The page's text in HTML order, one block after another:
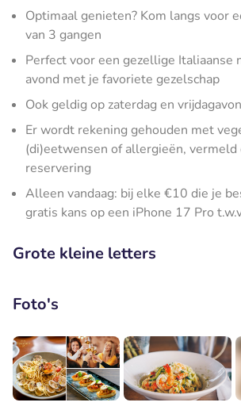
Optimaal genieten? Kom langs voor
van 3 gangen
Perfect voor een gezellige Italiaanse
avond met je favoriete gezelschap
Ook geldig op zaterdag en
Er wordt rekening gehouden met
(di)eetwensen of allergieën, vermeld
reservering
Alleen vandaag: bij elke €10 die je
gratis kans op een iPhone 17 Pro
Grote kleine letters
Foto's